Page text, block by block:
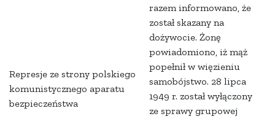
Represje ze strony polskiego
komunistycznego aparatu
bezpieczeństwa
razem informowano, że
został skazany na
dożywocie. Żonę
powiadomiono, iż mąż
popełnił w więzieniu
samobójstwo. 28 lipca
1949 r. został wyłączony
ze sprawy grupowej